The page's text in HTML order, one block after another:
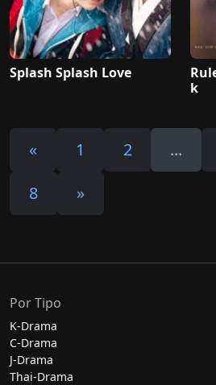
Splash Splash Love
k
« 1 2 ...
8
»
Por Tipo
K-Drama
C-Drama
J-Drama
Thai-Drama